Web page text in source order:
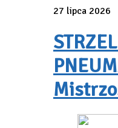
27 lipca 2026